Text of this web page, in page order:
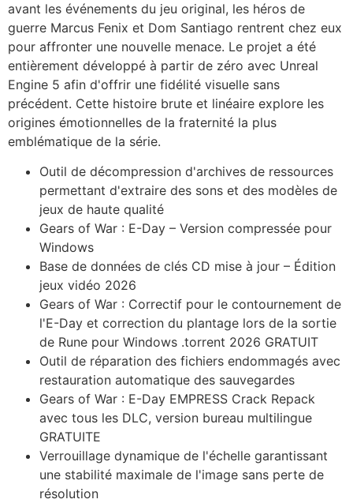
avant les événements du jeu original, les héros de
guerre Marcus Fenix et Dom Santiago rentrent chez eux
pour affronter une nouvelle menace. Le projet a été
entièrement développé à partir de zéro avec Unreal
Engine 5 afin d'offrir une fidélité visuelle sans
précédent. Cette histoire brute et linéaire explore les
origines émotionnelles de la fraternité la plus
emblématique de la série.
Outil de décompression d'archives de ressources
permettant d'extraire des sons et des modèles de
jeux de haute qualité
Gears of War : E-Day – Version compressée pour
Windows
Base de données de clés CD mise à jour – Édition
jeux vidéo 2026
Gears of War : Correctif pour le contournement de
l'E-Day et correction du plantage lors de la sortie
de Rune pour Windows .torrent 2026 GRATUIT
Outil de réparation des fichiers endommagés avec
restauration automatique des sauvegardes
Gears of War : E-Day EMPRESS Crack Repack
avec tous les DLC, version bureau multilingue
GRATUITE
Verrouillage dynamique de l'échelle garantissant
une stabilité maximale de l'image sans perte de
résolution